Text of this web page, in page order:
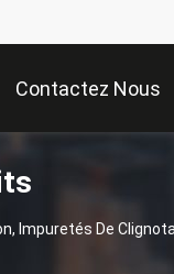
Contactez Nous
Impuretés De